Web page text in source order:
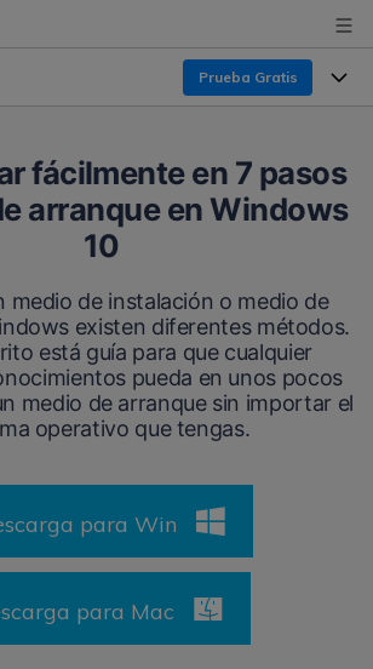
Prueba Gratis
para Windows
Pruébalo Gratis
para Mac
Pruébalo Gratis
Gratis
Borrados
Exclusivas Nuevo
LAS FUNCIONES
de Datos
Sign In
fácilmente en 7 pasos
arranque en Windows
10
medio de instalación o medio de
existen diferentes métodos.
está guía para que cualquier
pueda en unos pocos
medio de arranque sin importar el
operativo que tengas.
para Win
para Mac